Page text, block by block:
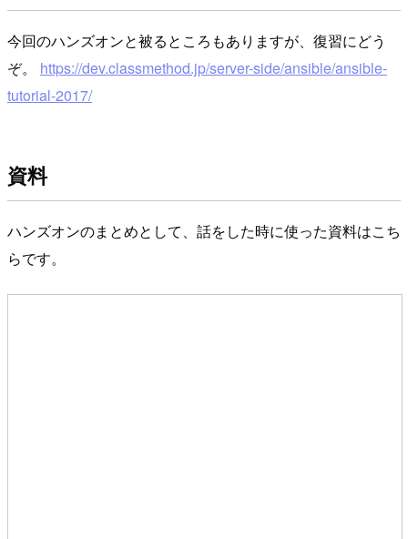
今回のハンズオンと被るところもありますが、復習にどう
ぞ。 https://dev.classmethod.jp/server-side/ansible/ansible-
tutorial-2017/
資料
ハンズオンのまとめとして、話をした時に使った資料はこち
らです。